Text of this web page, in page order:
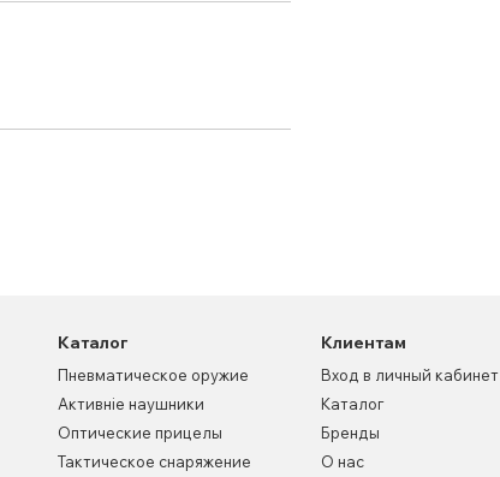
Каталог
Пневматическое оружие
Активніе наушники
Оптические прицелы
Тактическое снаряжение
Клиентам
Вход в личный кабинет
Каталог
Бренды
О нас